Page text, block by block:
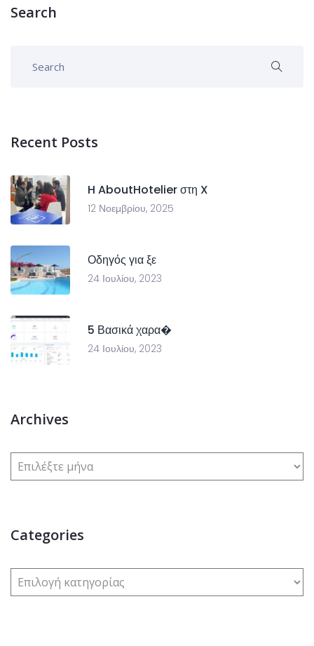
Search
Recent Posts
H AboutHotelier στη X
12 Νοεμβρίου, 2025
Οδηγός για ξε
24 Ιουλίου, 2023
5 Βασικά χαρα�
24 Ιουλίου, 2023
Archives
Categories